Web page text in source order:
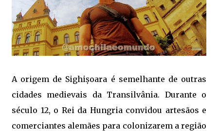
A origem de Sighișoara é semelhante de outras
cidades medievais da Transilvânia. Durante o
século 12, o Rei da Hungria convidou artesãos e
comerciantes alemães para colonizarem a região